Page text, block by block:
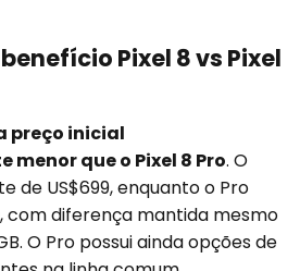
Pixel 8 vs Pixel
preço inicial
que o Pixel 8 Pro. O
de US$699, enquanto o Pro
com diferença mantida mesmo
O Pro possui ainda opções de